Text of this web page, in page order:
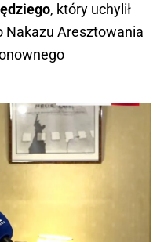
, który uchylił
Nakazu Aresztowania